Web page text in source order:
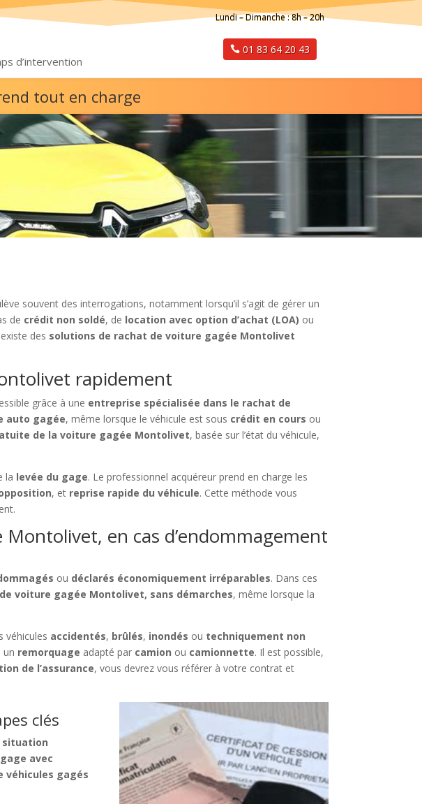
d’intervention
Lundi – Dimanche : 8h – 20h
01 83 64 20 43
tout en charge
souvent des interrogations, notamment lorsqu’il s’agit de gérer un
de crédit non soldé, de location avec option d’achat (LOA) ou
des solutions de rachat de voiture gagée Montolivet
rapidement
grâce à une entreprise spécialisée dans le rachat de
auto gagée, même lorsque le véhicule est sous crédit en cours ou
de la voiture gagée Montolivet, basée sur l’état du véhicule,
la levée du gage. Le professionnel acquéreur prend en charge les
, et reprise rapide du véhicule. Cette méthode vous
en cas d’endommagement
ou déclarés économiquement irréparables. Dans ces
voiture gagée Montolivet, sans démarches, même lorsque la
véhicules accidentés, brûlés, inondés ou techniquement non
un remorquage adapté par camion ou camionnette. Il est possible,
de l’assurance, vous devrez vous référer à votre contrat et
clés
gage avec
véhicules gagés